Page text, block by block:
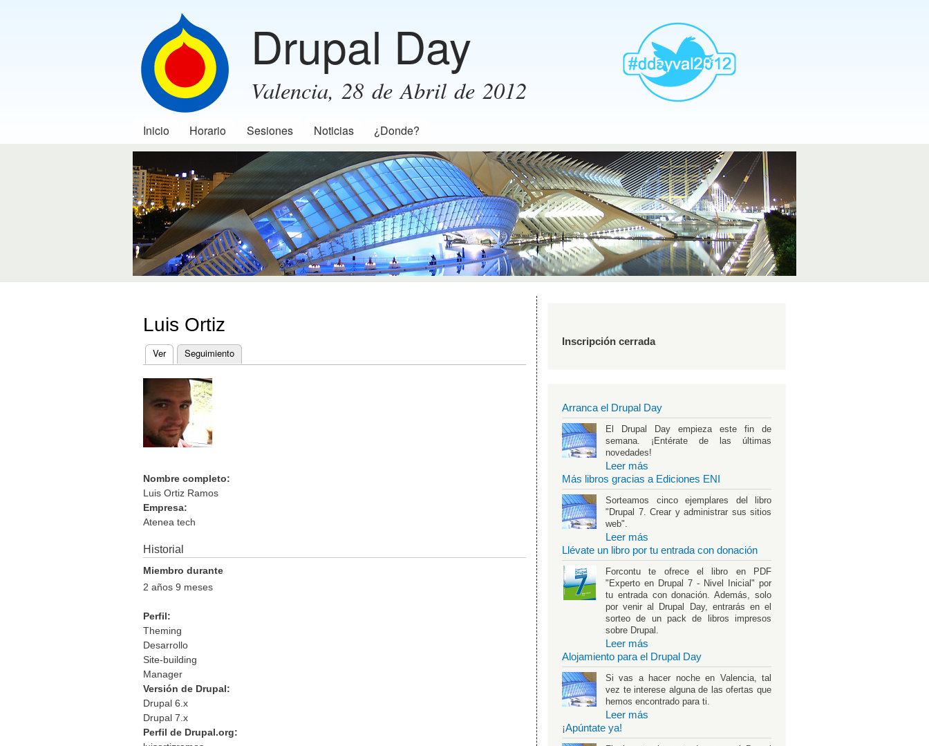
principal
Drupal Day
Valencia, 28 de Abril de 2012
AddthisTwtter
Menú principal
Inicio Horario Sesiones Noticias ¿Donde?
Luis Ortiz
Solapas principales
Ver(solapa activa)
Seguimiento
Nombre completo:
Luis Ortiz Ramos
Empresa:
Atenea tech
Historial
Miembro durante
2 años 9 meses
Perfil:
Theming
Desarrollo
Site-building
Manager
Versión de Drupal:
Drupal 6.x
Drupal 7.x
Perfil de Drupal.org:
Inscripción cerrada
Arranca el Drupal Day
El Drupal Day empieza este fin de
semana. ¡Entérate de las últimas
novedades!
Leer más
Más libros gracias a Ediciones ENI
Sorteamos cinco ejemplares del libro
"Drupal 7. Crear y administrar sus sitios
web".
Leer más
Llévate un libro por tu entrada con donación
Forcontu te ofrece el libro en PDF
"Experto en Drupal 7 - Nivel Inicial" por
tu entrada con donación. Además, solo
por venir al Drupal Day, entrarás en el
sorteo de un pack de libros impresos
sobre Drupal.
Leer más
Alojamiento para el Drupal Day
Si vas a hacer noche en Valencia, tal
vez te interese alguna de las ofertas que
hemos encontrado para ti.
Leer más
¡Apúntate ya!